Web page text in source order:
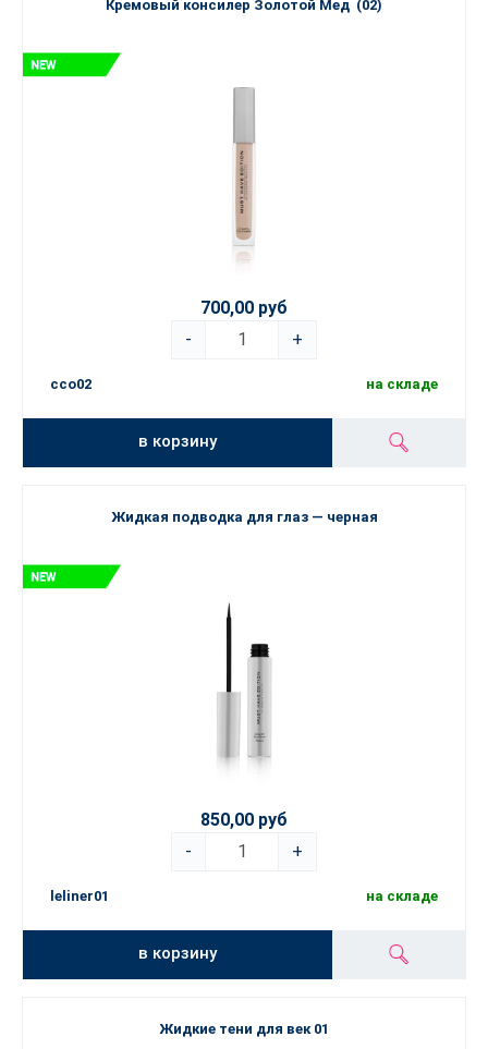
Кремовый консилер Золотой Мед (02)
700,00 руб
-
+
cco02 на складе
в корзину
Жидкая подводка для глаз — черная
850,00 руб
-
+
leliner01 на складе
в корзину
Жидкие тени для век 01